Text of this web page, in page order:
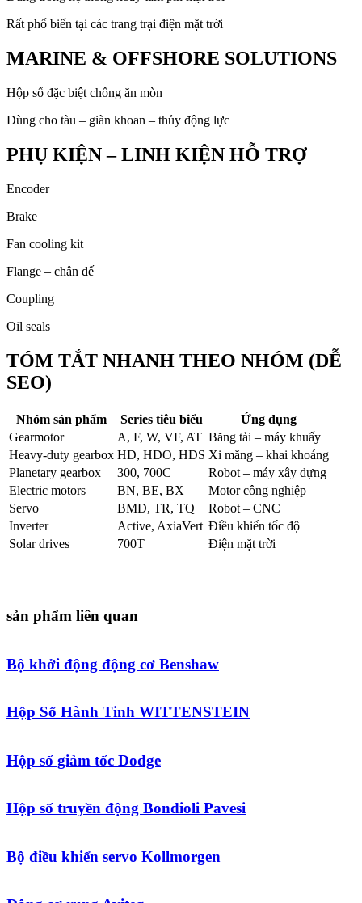
Rất phổ biến tại các trang trại điện mặt trời
MARINE & OFFSHORE SOLUTIONS
Hộp số đặc biệt chống ăn mòn
Dùng cho tàu – giàn khoan – thủy động lực
PHỤ KIỆN – LINH KIỆN HỖ TRỢ
Encoder
Brake
Fan cooling kit
Flange – chân đế
Coupling
Oil seals
TÓM TẮT NHANH THEO NHÓM (DỄ
SEO)
Nhóm sản phẩm Series tiêu biểu
Ứng dụng
Gearmotor
A, F, W, VF, AT Băng tải – máy khuấy
Heavy-duty gearbox HD, HDO, HDS Xi măng – khai khoáng
Planetary gearbox
300, 700C
Robot – máy xây dựng
Electric motors
BN, BE, BX
Motor công nghiệp
Servo
BMD, TR, TQ
Robot – CNC
Inverter
Active, AxiaVert Điều khiển tốc độ
Solar drives
700T Điện mặt trời
sản phẩm liên quan
Bộ khởi động động cơ Benshaw
Hộp Số Hành Tinh WITTENSTEIN
Hộp số giảm tốc Dodge
Hộp số truyền động Bondioli Pavesi
Bộ điều khiển servo Kollmorgen